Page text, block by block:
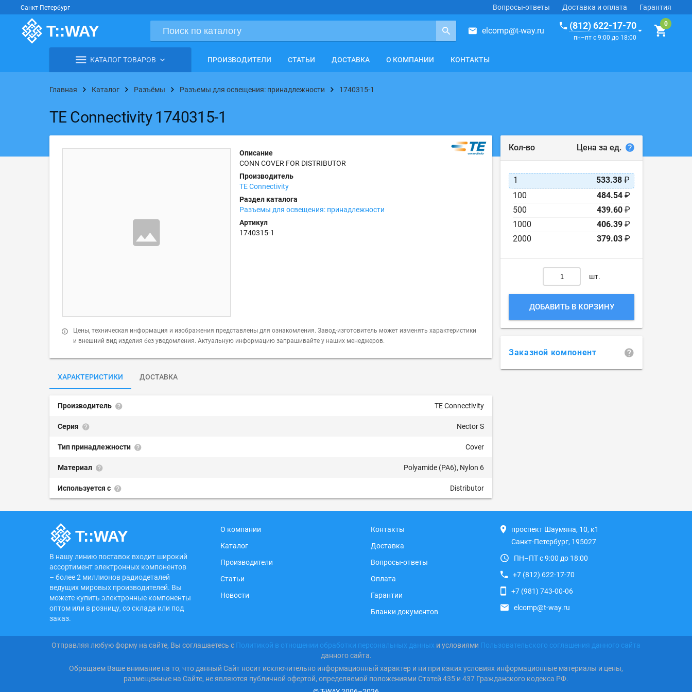
Санкт-Петербург Вопросы-ответы Доставка и оплата Гарантия
elcomp@t-way.ru (812) 622-17-70
пн–пт с 9:00 до 18:00
КАТАЛОГ ТОВАРОВ ПРОИЗВОДИТЕЛИ СТАТЬИ ДОСТАВКА О КОМПАНИИ КОНТАКТЫ
Главная Каталог Разъёмы Разъемы для освещения: принадлежности 1740315-1
TE Connectivity 1740315-1
Описание
CONN COVER FOR DISTRIBUTOR
Производитель
TE Connectivity
Раздел каталога
Разъемы для освещения: принадлежности
Артикул
1740315-1
Цены, техническая информация и изображения представлены для ознакомления. Завод-изготовитель может изменять характеристики
и внешний вид изделия без уведомления. Актуальную информацию запрашивайте у наших менеджеров.
ХАРАКТЕРИСТИКИ ДОСТАВКА
Производитель TE Connectivity
Серия Nector S
Тип принадлежности Cover
Материал Polyamide (PA6), Nylon 6
Используется с Distributor
Кол-во Цена за ед.
1 533.38 ₽
100
484.54 ₽
500
439.60 ₽
1000
406.39 ₽
2000
379.03 ₽
шт.
ДОБАВИТЬ В КОРЗИНУ
Заказной компонент
В нашу линию поставок входит широкий
ассортимент электронных компонентов
– более 2 миллионов радиодеталей
ведущих мировых производителей. Вы
можете купить электронные компоненты
оптом или в розницу, со склада или под
заказ.
О компании
Каталог
Производители
Статьи
Новости
Контакты
Доставка
Вопросы-ответы
Оплата
Гарантии
Бланки документов
проспект Шаумяна, 10, к1
Санкт-Петербург, 195027
ПН–ПТ с 9:00 до 18:00
+7 (812) 622-17-70
+7 (981) 743-00-06
elcomp@t-way.ru
Отправляя любую форму на сайте, Вы соглашаетесь с Политикой в отношении обработки персональных данных и условиями Пользовательского соглашения данного сайта
данного сайта.
Обращаем Ваше внимание на то, что данный Сайт носит исключительно информационный характер и ни при каких условиях информационные материалы и цены,
размещенные на Сайте, не являются публичной офертой, определяемой положениями Статей 435 и 437 Гражданского кодекса РФ.